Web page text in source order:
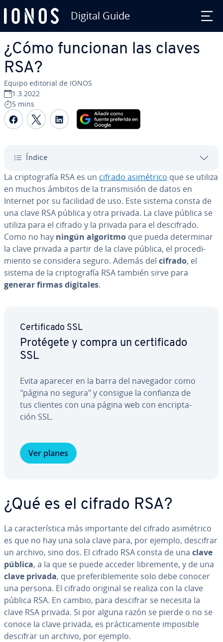
Digital Guide
¿Cómo funcionan las claves
RSA?
Equipo editorial de IONOS
1.3.2022
5 mins
Compartir Facebook
Compartir Twitter
Compartir LinkedIn
Índice
La cri­p­to­gra­fía RSA es un cifrado asi­mé­tri­co que se utiliza
en muchos ámbitos de la tra­n­s­mi­sión de datos en
Internet por su facilidad de uso. Este sistema consta de
una clave RSA pública y otra privada. La clave pública se
utiliza para el cifrado y la privada para el de­s­ci­fra­do.
Como no hay ningún algoritmo que pueda de­te­r­mi­nar
la clave privada a partir de la clave pública, el pro­ce­di­
mie­n­to se considera seguro. Además del cifrado, el
sistema de la cri­p­to­gra­fía RSA también sirve para
generarfirmas digitales.
Ce­r­ti­fi­ca­do SSL
Protégete y compra un ce­r­ti­fi­ca­do
SSL
Evita aparecer en la barra del navegador como
"página no segura" y consigue la confianza de
tus clientes con una página web con en­cri­p­ta­
ción SSL.
Ver planes
¿Qué es el cifrado RSA?
La ca­ra­c­te­rí­s­ti­ca más im­po­r­ta­n­te del cifrado asi­mé­tri­co
es que no hay una sola clave para, por ejemplo, descifrar
un archivo, sino dos. El cifrado RSA consta de una clave
pública, a la que se puede acceder li­bre­me­n­te, y de una
clave privada, que pre­fe­ri­ble­me­n­te solo debe conocer
una persona. El cifrado original se realiza con la clave
pública RSA. En cambio, para descifrar se necesita la
clave RSA privada. Si por alguna razón se pierde o no se
conoce la clave privada, es prá­c­ti­ca­me­n­te imposible
descifrar un archivo, por ejemplo.